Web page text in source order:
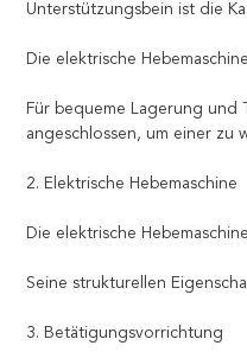
Unterstützungsbein ist die
Die elektrische
Für bequeme Lagerung und
angeschlossen, um einer zu
2. Elektrische Hebemaschine
Die elektrische
Seine strukturellen
3. Betätigungsvorrichtung